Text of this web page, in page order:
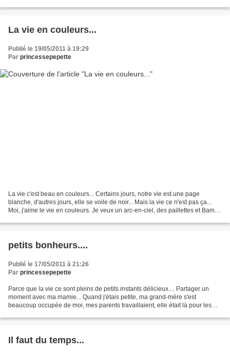
La vie en couleurs...
Publié le 19/05/2011 à 19:29
Par princessepepette
La vie c'est beau en couleurs... Certains jours, notre vie est une page
blanche, d'autres jours, elle se voile de noir... Mais la vie ce n'est pas ça...
Moi, j'aime le vie en couleurs. Je veux un arc-en-ciel, des paillettes et Bambi
petits bonheurs....
Publié le 17/05/2011 à 21:26
Par princessepepette
Parce que la vie ce sont pleins de petits instants délicieux.... Partager un
moment avec ma mamie... Quand j'étais petite, ma grand-mère s'est
beaucoup occupée de moi, mes parents travaillaient, elle était là pour les
Il faut du temps...